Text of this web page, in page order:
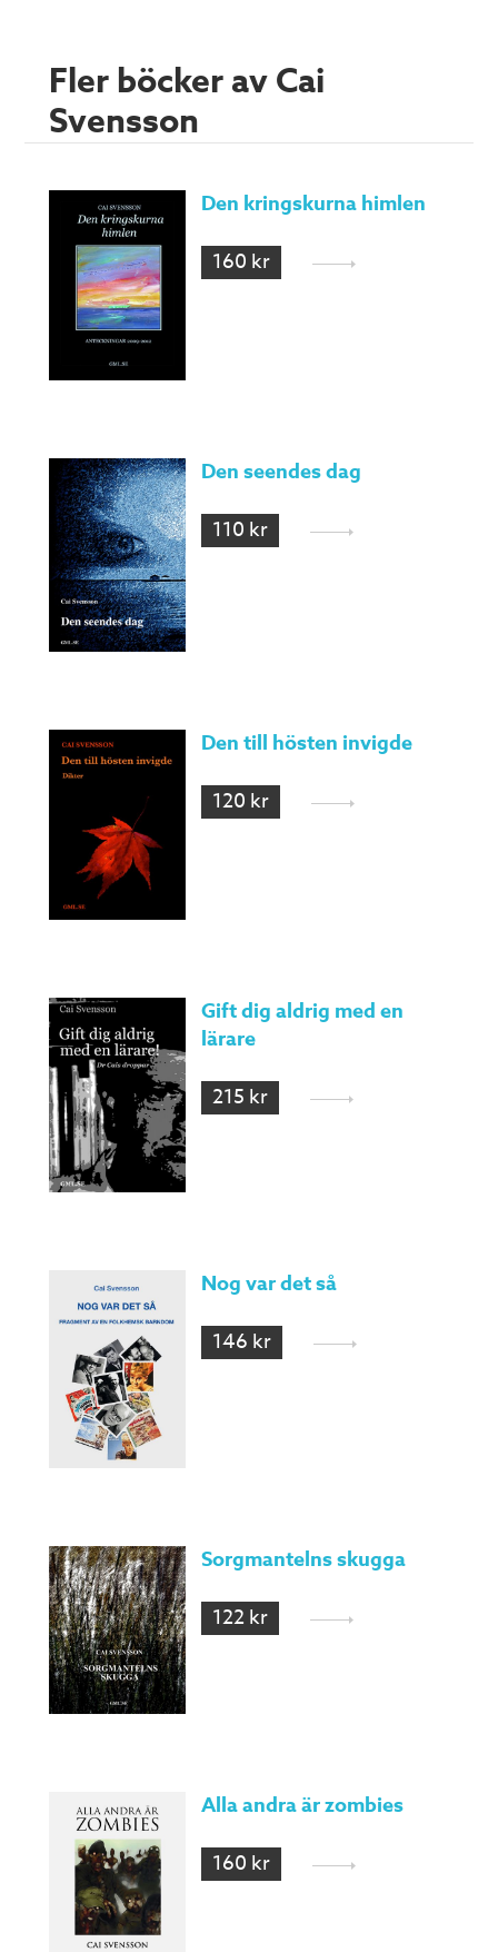
Fler böcker av Cai
Svensson
Den kringskurna himlen
160 kr
Den seendes dag
110 kr
Den till hösten invigde
120 kr
Gift dig aldrig med en
lärare
215 kr
Nog var det så
146 kr
Sorgmantelns skugga
122 kr
Alla andra är zombies
160 kr